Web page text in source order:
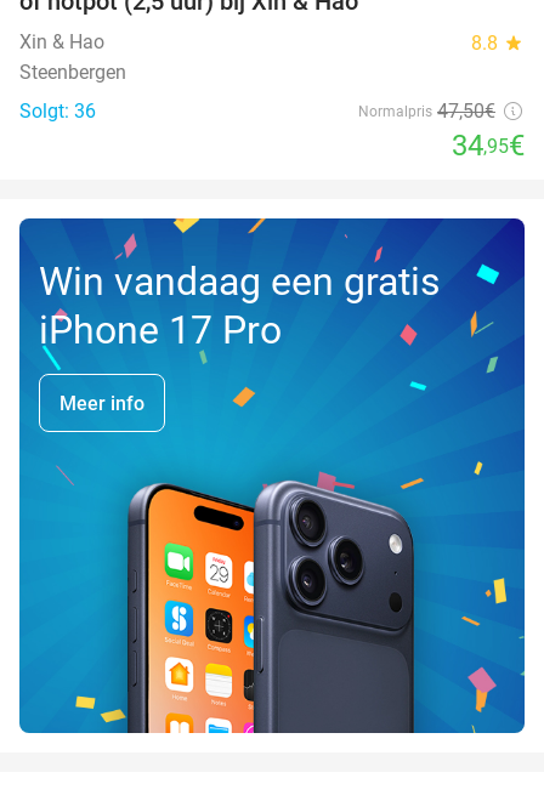
Xin & Hao 8.8 star
Steenbergen
Solgt: 36
Normalpris 47,50€
34,95€
Win vandaag een gratis
iPhone 17 Pro
Meer info